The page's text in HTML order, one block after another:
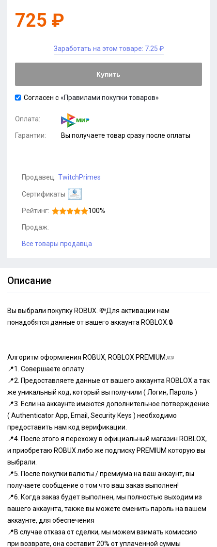
725 ₽
Заработать на этом товаре: 7.25 ₽
Купить
Согласен с «Правилами покупки товаров»
Оплата:
Гарантии: Вы получаете товар сразу после оплаты
Продавец: TwitchPrimes
Сертификаты
Рейтинг: 100%
Продаж:
Все товары продавца
Описание
Вы выбрали покупку ROBUX. 💸Для активации нам
понадобятся данные от вашего аккаунта ROBLOX.🔒
Алгоритм оформления ROBUX, ROBLOX PREMIUM.📜
📍1. Совершаете оплату
📍2. Предоставляете данные от вашего аккаунта ROBLOX а так
же уникальный код, который вы получили ( Логин, Пароль )
📍3. Если на аккаунте имеются дополнительное потверждение
( Authenticator App, Email, Security Keys ) необходимо
предоставить нам код верификации.
📍4. После этого я перехожу в официальный магазин ROBLOX,
и приобретаю ROBUX либо же подписку PREMIUM которую вы
выбрали.
📍5. После покупки валюты / премиума на ваш аккаунт, вы
получаете сообщение о том что ваш заказ выполнен!
📍6. Когда заказ будет выполнен, мы полностью выходим из
вашего аккаунта, также вы можете сменить пароль на вашем
аккаунте, для обеспечения
📍В случае отказа от сделки, мы можем взимать комиссию
при возврате, она составит 20% от уплаченной суммы